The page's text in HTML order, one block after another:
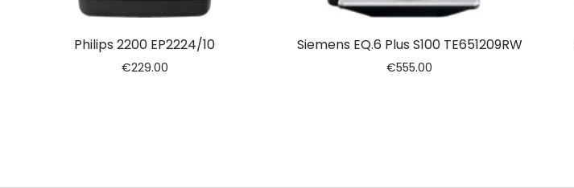
Philips 2200 EP2224/10
€229.00
Siemens EQ.6 Plus S100 TE651209RW
€555.00